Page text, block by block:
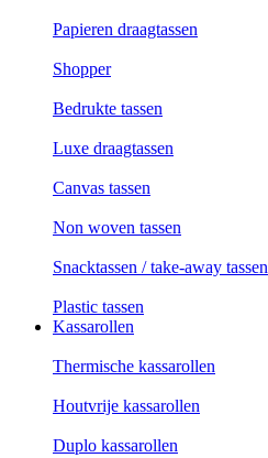
Papieren draagtassen
Shopper
Bedrukte tassen
Luxe draagtassen
Canvas tassen
Non woven tassen
Snacktassen / take-away tassen
Plastic tassen
Kassarollen
Thermische kassarollen
Houtvrije kassarollen
Duplo kassarollen